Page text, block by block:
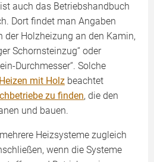
auch das Betriebshandbuch
Dort findet man Angaben
der Holzheizung an den Kamin,
Schornsteinzug“ oder
Durchmesser“. Solche
Heizen mit Holz beachtet
zu finden, die den
und bauen.
Heizsysteme zugleich
wenn die Systeme